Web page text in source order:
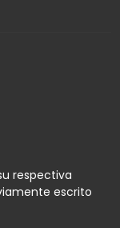
respectiva
escrito